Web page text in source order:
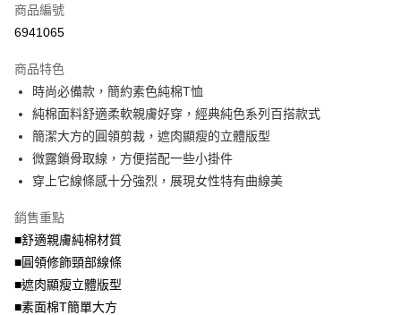
【大哥付你分期使用說明】
1.本服務由台灣大哥大提供，台灣大哥大用戶可立即使用無須另外申請。
流程，驗證手機門號後，選擇欲分期的期數、繳款截止日，確認付款後即完
成交易。
3.實際核准額度、可分期數及費用金額請依後續交易確認頁面所載為準。
4.訂單成立30分鐘內，如未前往確認交易或遇審核未通過，訂單將自動取
法說明評估內容。
【繳款方式說明】
1.分期款項不併入電信帳單，「大哥付你分期」於每月結算日後寄送繳費提
醒簡訊。
帳／街口支付／iPASS MONEY」等通路繳費。
【注意事項】
1.本服務係由「台灣大哥大股份有限公司」（以下簡稱本公司）所提供，讓
用戶於交易時，得透過本服務購買商品或服務，並由商店將買賣／分期付款
買賣價金債權讓與本公司後，依約使用本公司帳單繳交帳款。
AFTEE先享後付
【關於「AFTEE先享後付」】
AFTEE先享後付是「在收到商品之後才付款」的支付方式。 讓您購物簡單
便利好安心！
１．簡單：不需註冊會員、不需綁卡、不需儲值。
２．便利：只要手機號碼，簡訊認證，即可結帳。
３．安心：先確認商品／服務後，再付款。
【「AFTEE先享後付」結帳流程】
結帳頁面，進行簡訊認證並確認金額後，即可完成結帳。
３．收到繳費通知簡訊後14天內，點擊此簡訊中的連結，可透過四大超商／
ATM／網路銀行／等多元方式進行付款，方視為交易完成。
※ 請注意：結帳手續完成當下不需立刻繳費，但若您需要取消訂單，請聯絡
購買商品的店家。未經商家同意取消之訂單仍視為有效，需透過AFTEE先享
後付繳納相關費用。
ATM付款
全家取貨付款
每筆NT$70，滿NT$699(含以上)免運費
付款後全家取貨
每筆NT$70，滿NT$699(含以上)免運費
7-11取貨付款
每筆NT$70，滿NT$799(含以上)免運費
商品編號
6941065
商品特色
時尚必備款，簡約素色純棉T恤
純棉面料舒適柔軟親膚好穿，經典純色系列百搭款式
簡潔大方的圓領剪裁，遮肉顯瘦的立體版型
微露鎖骨取線，方便搭配一些小掛件
穿上它線條感十分強烈，展現女性特有曲線美
銷售重點
■舒適親膚純棉材質
■圓領修飾頸部線條
■遮肉顯瘦立體版型
■素面棉T簡單大方